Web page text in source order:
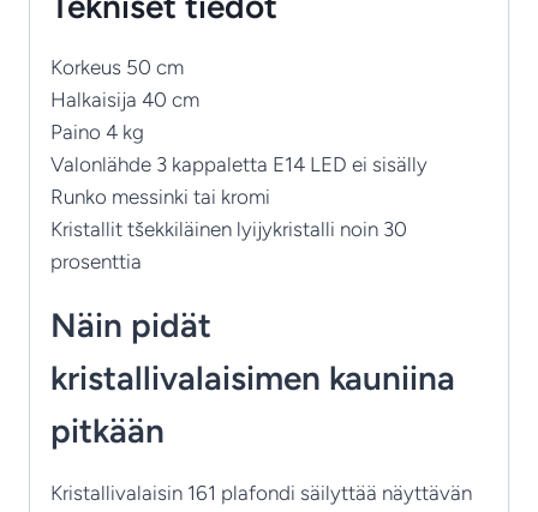
Korkeus 50 cm
Halkaisija 40 cm
Paino 4 kg
Valonlähde 3 kappaletta E14 LED ei sisälly
Runko messinki tai kromi
Kristallit tšekkiläinen lyijykristalli noin 30
prosenttia
Näin pidät
kristallivalaisimen kauniina
pitkään
Kristallivalaisin 161 plafondi säilyttää näyttävän